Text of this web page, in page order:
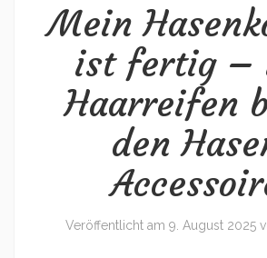
Mein
ist fertig –
Haarreifen
den
Veröffentlicht am 9. August 2025